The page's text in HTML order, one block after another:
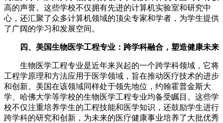
高的声誉。这些学校不仅拥有先进的计算机实验室和研究中
心，还汇聚了众多计算机领域的顶尖专家和学者，为学生提供
了广阔的学习和发展空间。
四、美国生物医学工程专业：跨学科融合，塑造健康未来
生物医学工程专业是近年来兴起的一个跨学科领域，它将
工程学原理和方法应用于医学领域，旨在推动医疗技术的进步
和创新。美国在该领域同样处于领先地位，约翰霍普金斯大
学、哈佛大学等学校的生物医学工程专业均备受瞩目。这些学
校不仅注重培养学生的工程技能和医学知识，还鼓励学生进行
跨学科的研究和创新，为未来的医疗健康事业培养了大批优秀